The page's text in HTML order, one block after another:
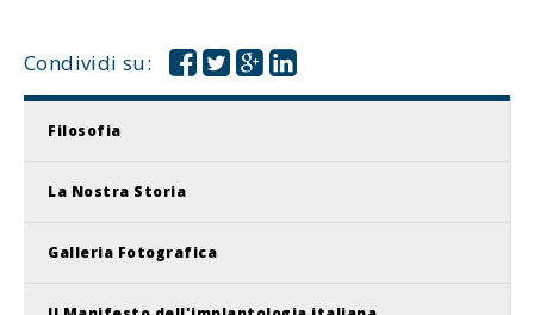
Condividi su:
Filosofia
La Nostra Storia
Galleria Fotografica